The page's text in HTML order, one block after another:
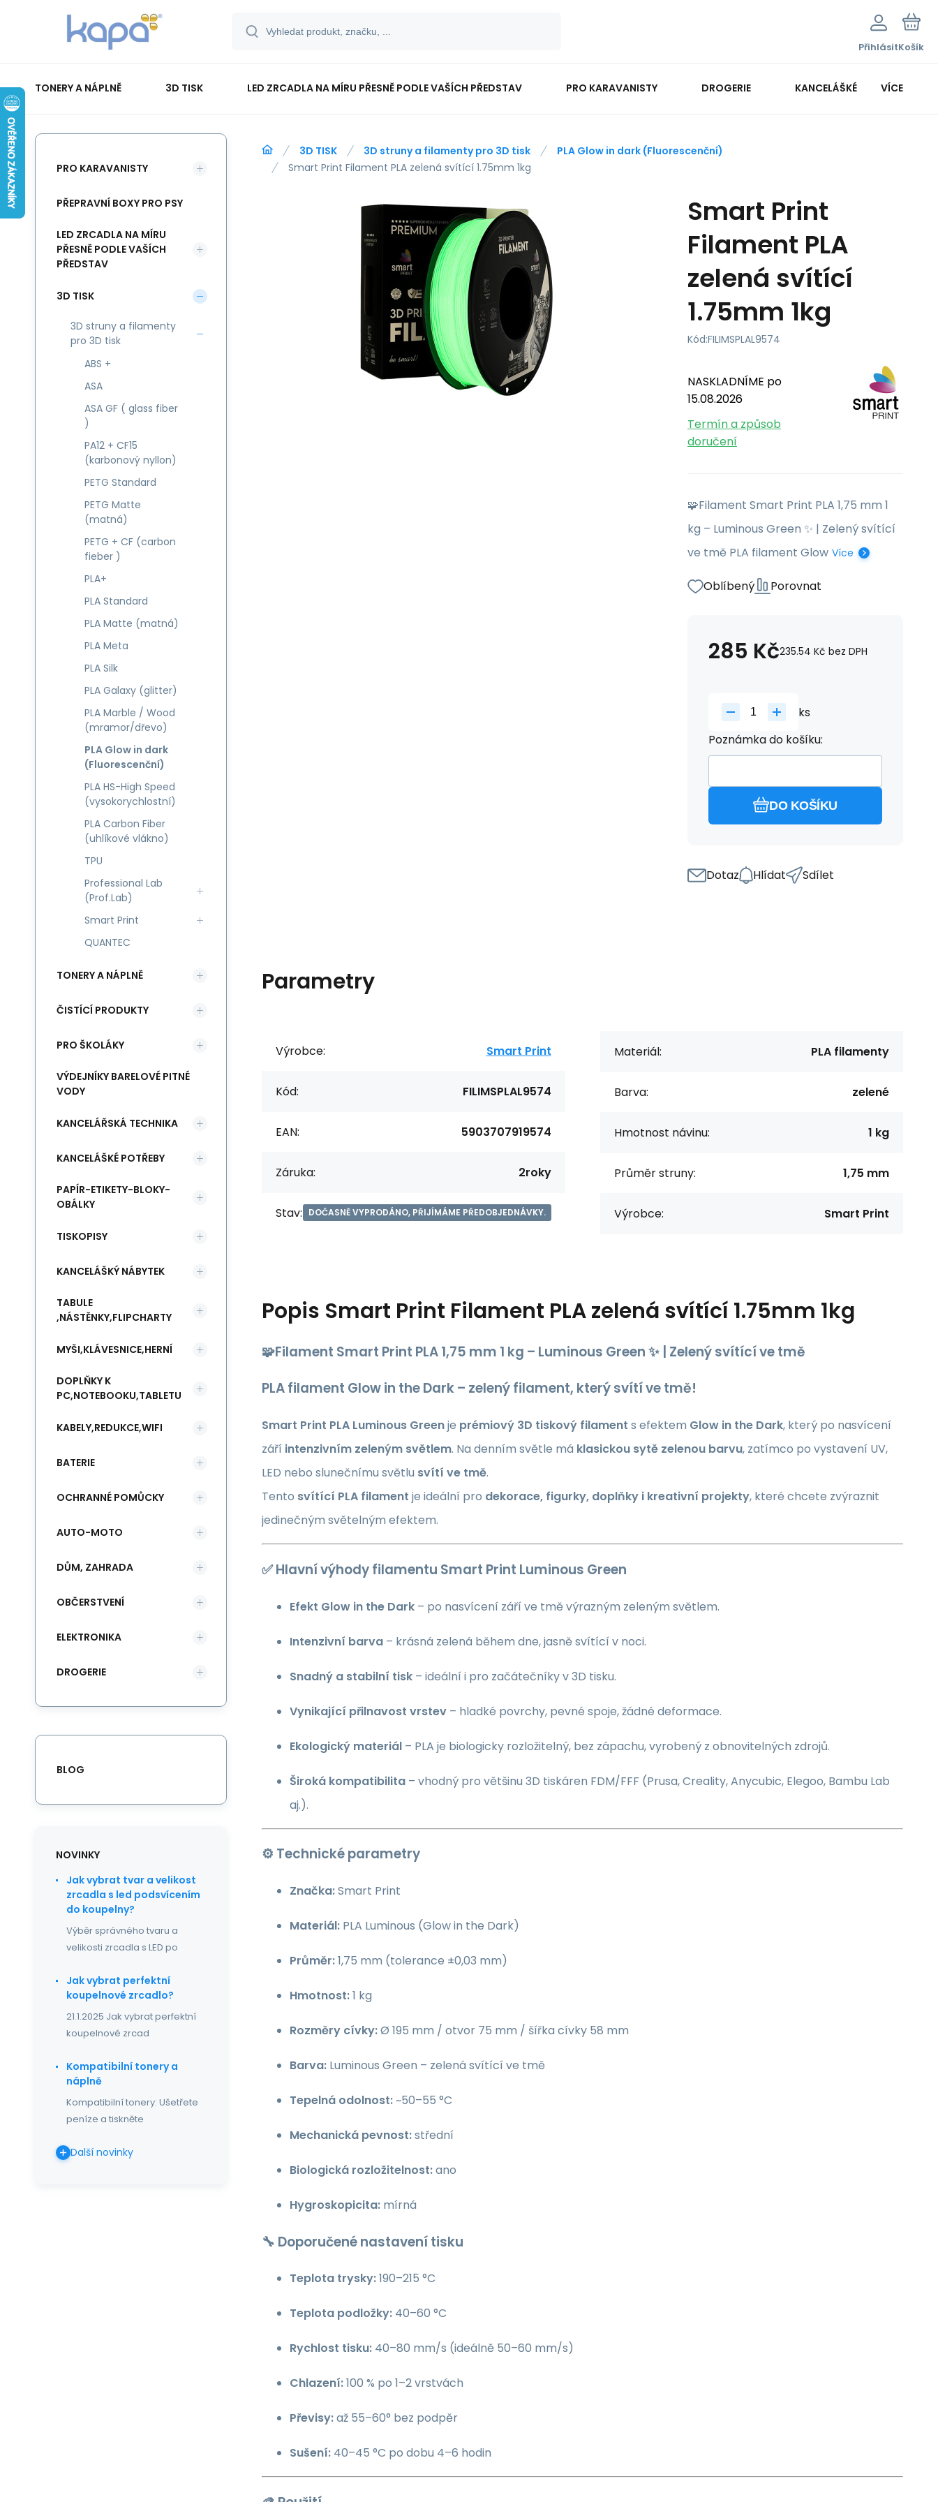
PřihlásitKošík
TONERY A NÁPLNĚ 3D TISK LED ZRCADLA NA MÍRU PŘESNĚ PODLE VAŠÍCH PŘEDSTAV PRO KARAVANISTY DROGERIE KANCELÁŠKÉ POTŘEBY
PAPÍR-ETIKETY-BLOKY-OBÁLKY
VÍCE
3D TISK 3D struny a filamenty pro 3D tisk
PLA Glow in dark (Fluorescenční)
Smart Print Filament PLA zelená svítící 1.75mm 1kg
Smart Print
Filament PLA
zelená svítící
1.75mm 1kg
Kód:FILIMSPLAL9574
NASKLADNÍME po
15.08.2026
Termín a způsob
doručení
🧩Filament Smart Print PLA 1,75 mm 1
kg – Luminous Green ✨ | Zelený svítící
ve tmě PLA filament Glow Více
Oblíbený Porovnat
285 Kč235.54 Kč bez DPH
ks
Poznámka do košíku:
DO KOŠÍKU
Dotaz Hlídat Sdílet
Parametry
Výrobce: Smart Print
Kód: FILIMSPLAL9574
EAN: 5903707919574
Záruka: 2roky
Stav: DOČASNĚ VYPRODÁNO, PŘIJÍMÁME PŘEDOBJEDNÁVKY.
Materiál: PLA filamenty
Barva: zelené
Hmotnost návinu: 1 kg
Průměr struny: 1,75 mm
Výrobce: Smart Print
Popis Smart Print Filament PLA zelená svítící 1.75mm 1kg
🧩Filament Smart Print PLA 1,75 mm 1 kg – Luminous Green ✨ | Zelený svítící ve tmě
PLA filament Glow in the Dark – zelený filament, který svítí ve tmě!
Smart Print PLA Luminous Greenje prémiový 3D tiskový filament s efektem Glow in the Dark, který po nasvícení
září intenzivním zeleným světlem. Na denním světle má klasickou sytě zelenou barvu, zatímco po vystavení UV,
LED nebo slunečnímu světlu svítí ve tmě.
Tento svítící PLA filament je ideální pro dekorace, figurky, doplňky i kreativní projekty, které chcete zvýraznit
jedinečným světelným efektem.
✅Hlavní výhody filamentu Smart Print Luminous Green
Efekt Glow in the Dark – po nasvícení září ve tmě výrazným zeleným světlem.
Intenzivní barva – krásná zelená během dne, jasně svítící v noci.
Snadný a stabilní tisk – ideální i pro začátečníky v 3D tisku.
Vynikající přilnavost vrstev – hladké povrchy, pevné spoje, žádné deformace.
Ekologický materiál – PLA je biologicky rozložitelný, bez zápachu, vyrobený z obnovitelných zdrojů.
Široká kompatibilita – vhodný pro většinu 3D tiskáren FDM/FFF (Prusa, Creality, Anycubic, Elegoo, Bambu Lab
aj.).
⚙️ Technické parametry
Značka:Smart Print
Materiál: PLA Luminous (Glow in the Dark)
Průměr:1,75 mm (tolerance ±0,03 mm)
Hmotnost:1 kg
Rozměry cívky:Ø 195 mm / otvor 75 mm / šířka cívky 58 mm
Barva: Luminous Green – zelená svítící ve tmě
Tepelná odolnost:~50–55 °C
Mechanická pevnost:střední
Biologická rozložitelnost:ano
Hygroskopicita: mírná
🔧 Doporučené nastavení tisku
Teplota trysky:190–215 °C
Teplota podložky: 40–60 °C
Rychlost tisku: 40–80 mm/s (ideálně 50–60 mm/s)
Chlazení:100 % po 1–2 vrstvách
Převisy:až 55–60° bez podpěr
Sušení: 40–45 °C po dobu 4–6 hodin
PRO KARAVANISTY
PŘEPRAVNÍ BOXY PRO PSY
LED ZRCADLA NA MÍRU
PŘESNĚ PODLE VAŠÍCH
PŘEDSTAV
3D TISK
3D struny a filamenty
pro 3D tisk
ABS +
ASA
ASA GF ( glass fiber
)
PA12 + CF15
(karbonový nyllon)
PETG Standard
PETG Matte
(matná)
PETG + CF (carbon
fieber )
PLA+
PLA Standard
PLA Matte (matná)
PLA Meta
PLA Silk
PLA Galaxy (glitter)
PLA Marble / Wood
(mramor/dřevo)
PLA Glow in dark
(Fluorescenční)
PLA HS-High Speed
(vysokorychlostní)
PLA Carbon Fiber
(uhlíkové vlákno)
TPU
Professional Lab
(Prof.Lab)
Smart Print
QUANTEC
TONERY A NÁPLNĚ
ČISTÍCÍ PRODUKTY
PRO ŠKOLÁKY
VÝDEJNÍKY BARELOVÉ PITNÉ
VODY
KANCELÁŘSKÁ TECHNIKA
KANCELÁŠKÉ POTŘEBY
PAPÍR-ETIKETY-BLOKY-
OBÁLKY
TISKOPISY
KANCELÁŠKÝ NÁBYTEK
TABULE
,NÁSTĚNKY,FLIPCHARTY
MYŠI,KLÁVESNICE,HERNÍ
DOPLŇKY K
PC,NOTEBOOKU,TABLETU
KABELY,REDUKCE,WIFI
BATERIE
OCHRANNÉ POMŮCKY
AUTO-MOTO
DŮM, ZAHRADA
OBČERSTVENÍ
ELEKTRONIKA
DROGERIE
BLOG
NOVINKY
Jak vybrat tvar a velikost
zrcadla s led podsvícením
do koupelny?
Výběr správného tvaru a
velikosti zrcadla s LED po
Jak vybrat perfektní
koupelnové zrcadlo?
21.1.2025 Jak vybrat perfektní
koupelnové zrcad
Kompatibilní tonery a
náplně
Kompatibilní tonery: Ušetřete
peníze a tiskněte
Další novinky